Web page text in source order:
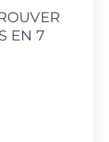
EN 7